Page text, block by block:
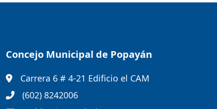
Concejo Municipal de Popayán
Carrera 6 # 4-21 Edificio el CAM
(602) 8242006